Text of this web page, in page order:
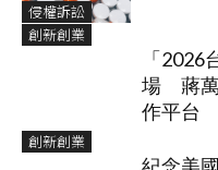
侵權訴訟
創新創業
「
場 蔣萬
作平台
創新創業